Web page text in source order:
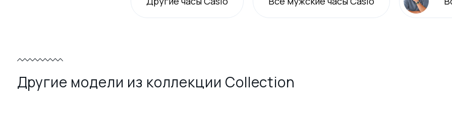
Другие модели из коллекции Collection